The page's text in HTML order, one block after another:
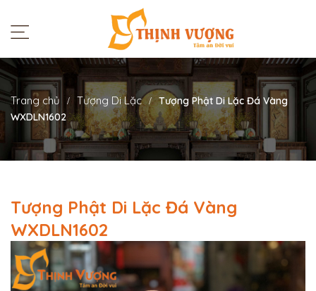
Trang chủ Tượng Di Lặc
Tượng Phật Di Lặc Đá Vàng
WXDLN1602
Tượng Phật Di Lặc Đá Vàng
WXDLN1602